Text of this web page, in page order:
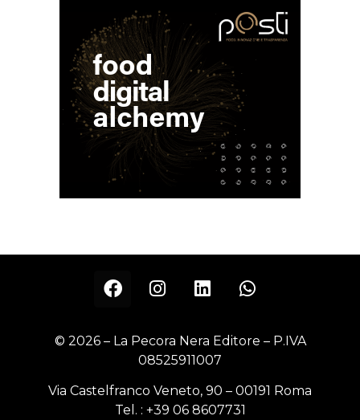
© 2026 – La Pecora Nera Editore – P.IVA
08525911007
Via Castelfranco Veneto, 90 – 00191 Roma
Tel. : +39 06 8607731